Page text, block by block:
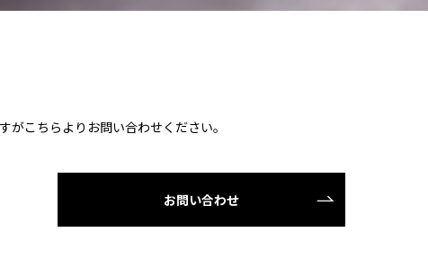
こちらよりお問い合わせください。
お問い合わせ